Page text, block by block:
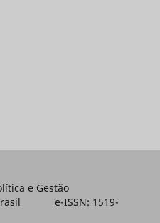
e Gestão
Brasil e-ISSN: 1519-